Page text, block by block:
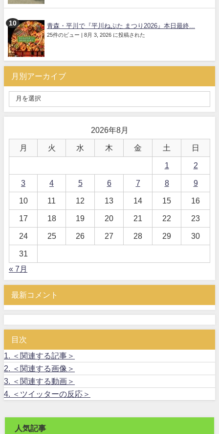
青森・平川で『平川ねぷた まつり2026』本日最終...
25件のビュー | 8月 3, 2026 に投稿された
月別アーカイブ
2026年8月
月 火 水 木 金 土 日
1 2
3 4 5 6 7 8 9
10 11 12 13 14 15 16
17 18 19 20 21 22 23
24 25 26 27 28 29 30
31
« 7月
最新コメント
目次
1.
＜関連する記事＞
2.
＜関連する画像＞
3.
＜関連する動画＞
4.
＜ツイッターの反応＞
人気記事